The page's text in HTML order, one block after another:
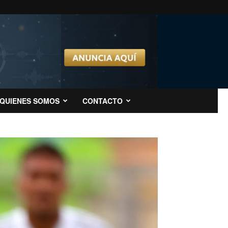
QUIENES SOMOS CONTACTO